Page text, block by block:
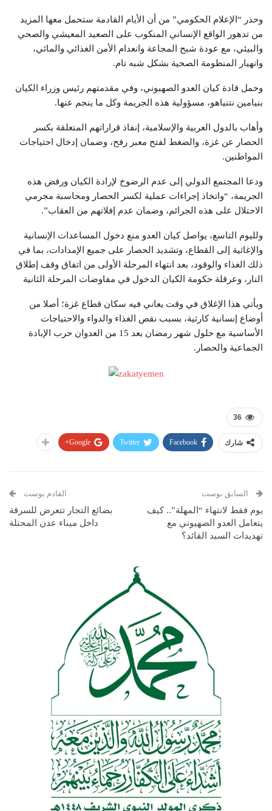
وحذر “الإعلام الحكومي” من أن الأيام القادمة ستحمل معها المزيد
من تدهور الواقع الإنساني المنكوب على الصعيد المعيشي والصحي
والبيئي، مع عودة شبح المجاعة وانعدام الأمن الغذائي والمائي،
وانهيار المنظومة الصحية بشكل شبه تام.
وحمل قادة كيان العدو الصهيوني، وفي مقدمتهم رئيس وزراء الكيان
بنيامين نتنياهو، مسؤولية هذه الجريمة وكل ما ينجم عنها.
وأهاب بالدول العربية والإسلامية، إنفاذ قراراتهم المتعلقة بكسر
الحصار عن غزة، والضغط لفتح معبر رفح، وضمان إدخال احتياجات
المواطنين.
ودعا المجتمع الدولي إلى عدم الرضوخ لإرادة الكيان ورفض هذه
الجريمة، “واتخاذ إجراءات عملية لكسر الحصار ومحاسبة مجرمي
الاحتلال على هذه الجرائم، وضمان عدم إفلاتهم من العقاب”.
ولليوم التاسع، يواصل كيان العدو منع دخول المساعدات الإنسانية
والإغاثية إلى القطاع، وتشديد الحصار على جميع الإمدادات، بما في
ذلك الغذاء والوقود، بعد انتهاء المرحلة الأولى من اتفاق وقف إطلاق
النار، وعرقلة حكومة الكيان الدخول في مفاوضات المرحلة الثانية
ويأتي هذا الإغلاق في وقت يعاني فيه سكان قطاع غزة؛ أصلا من
أوضاع إنسانية كارثية، بسبب نقص الغذاء والدواء والاحتياجات
الأساسية مع حلول شهر رمضان بعد 15 من العدوان حرب الإبادة
الجماعية والحصار.
36
شارك Facebook
Twitter
Google+
السابق بوست
يوم فقط لانتهاء “المهلة”.. كيف
يتعامل العدو الصهيوني مع
تهديدات السيد القائد؟
القادم بوست
بضائع التجار تتعرض للسرقة
داخل ميناء عدن المحتلة